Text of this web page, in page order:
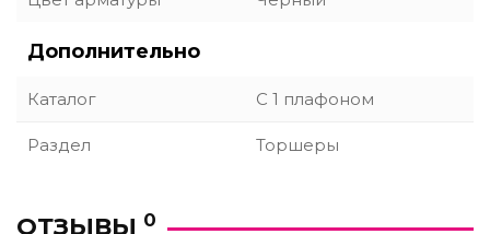
Дополнительно
Каталог С 1 плафоном
Раздел Торшеры
ОТЗЫВЫ 0